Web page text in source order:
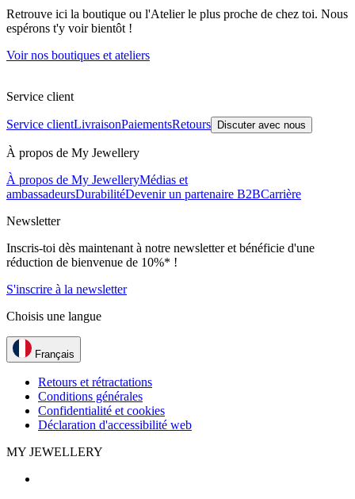
Retrouve ici la boutique ou l'Atelier le plus proche de chez toi. Nous
espérons t'y voir bientôt !
Voir nos boutiques et ateliers
Service client
Service clientLivraisonPaiementsRetours Discuter avec nous
À propos de My Jewellery
À propos de My JewelleryMédias et
ambassadeursDurabilitéDevenir un partenaire B2BCarrière
Newsletter
Inscris-toi dès maintenant à notre newsletter et bénéficie d'une
réduction de bienvenue de 10%* !
S'inscrire à la newsletter
Choisis une langue
Français
Retours et rétractations
Conditions générales
Confidentialité et cookies
Déclaration d'accessibilité web
MY JEWELLERY